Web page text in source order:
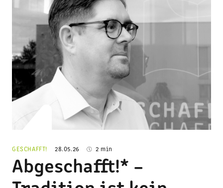
GESCHAFFT! 28.05.26 2 min
Abgeschafft!* –